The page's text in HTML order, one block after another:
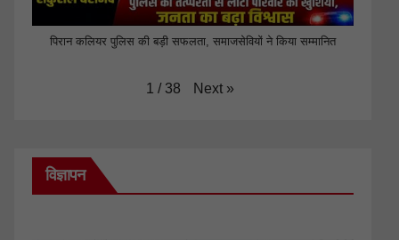
पिरान कलियर पुलिस की बड़ी सफलता, समाजसेवियों ने किया सम्मानित
1 / 38 Next »
विज्ञापन